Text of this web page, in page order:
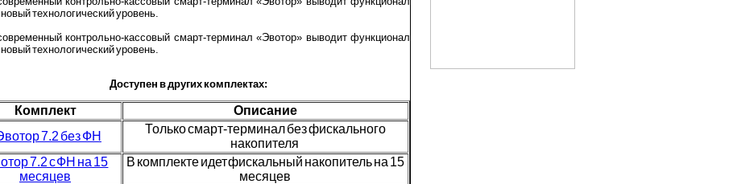
технологический уровень.
контрольно-кассовый смарт-терминал «Эвотор» выводит функционал
технологический уровень.
Доступен в других комплектах:
Комплект
Описание
7.2 без ФН
Только смарт-терминал без фискального
накопителя
7.2 с ФН на 15
месяцев
В комплекте идет фискальный накопитель на 15
месяцев